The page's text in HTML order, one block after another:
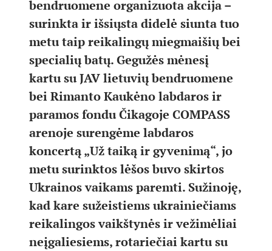
bendruomene organizuota akcija –
surinkta ir išsiųsta didelė siunta tuo
metu taip reikalingų miegmaišių bei
specialių batų. Gegužės mėnesį
kartu su JAV lietuvių bendruomene
bei Rimanto Kaukėno labdaros ir
paramos fondu Čikagoje COMPASS
arenoje surengėme labdaros
koncertą „Už taiką ir gyvenimą“, jo
metu surinktos lėšos buvo skirtos
Ukrainos vaikams paremti. Sužinoję,
kad kare sužeistiems ukrainiečiams
reikalingos vaikštynės ir vežimėliai
neįgaliesiems, rotariečiai kartu su